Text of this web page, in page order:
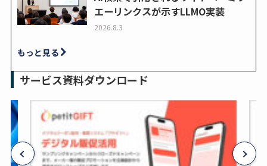
エーリンクスが示すLLMO実装
2026.8.3
もっと見る
サービス資料ダウンロード